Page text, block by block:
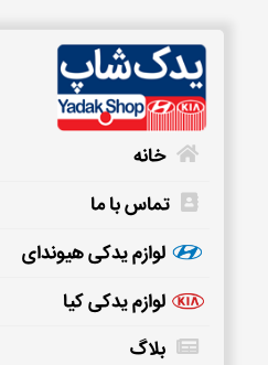
خانه
تماس با ما
لوازم یدکی هیوندای
لوازم یدکی کیا
بلاگ